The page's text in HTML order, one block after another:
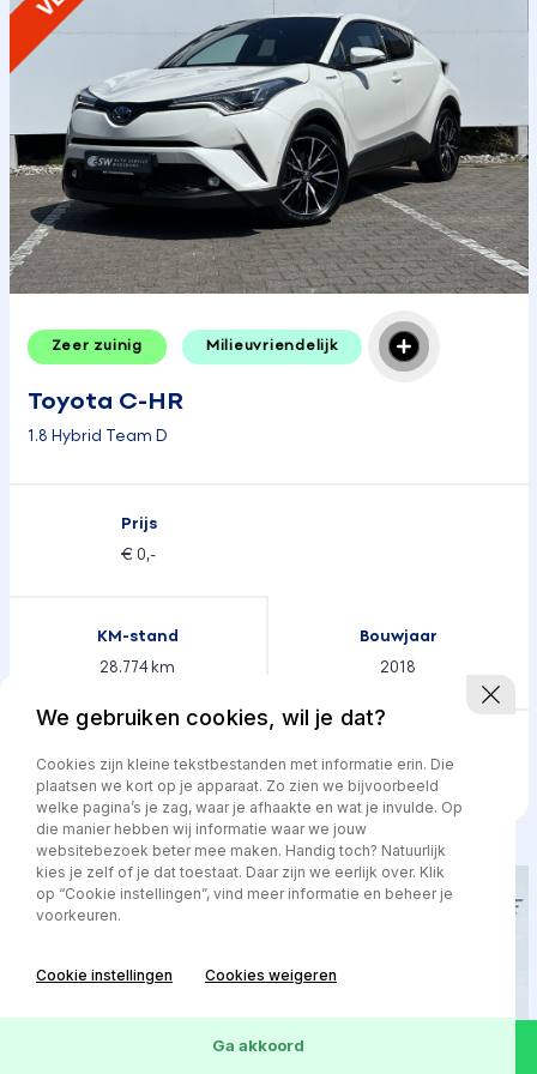
Zeer zuinig Milieuvriendelijk
Toyota C-HR
1.8 Hybrid Team D
Prijs
€ 0,-
KM-stand
28.774 km
Bouwjaar
2018
Automaat Hybride
We gebruiken cookies, wil je dat?
Cookies zijn kleine tekstbestanden met informatie erin. Die
plaatsen we kort op je apparaat. Zo zien we bijvoorbeeld
welke pagina’s je zag, waar je afhaakte en wat je invulde. Op
die manier hebben wij informatie waar we jouw
websitebezoek beter mee maken. Handig toch? Natuurlijk
kies je zelf of je dat toestaat. Daar zijn we eerlijk over. Klik
op “Cookie instellingen”, vind meer informatie en beheer je
voorkeuren.
Cookie instellingen Cookies weigeren
Ga akkoord